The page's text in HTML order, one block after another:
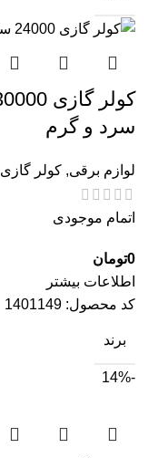
سرد و گرم
لوازم برقی, کولر گازی
اتمام موجودی
0تومان
اطلاعات بیشتر
کد محصول: 1401149
برند
-14%